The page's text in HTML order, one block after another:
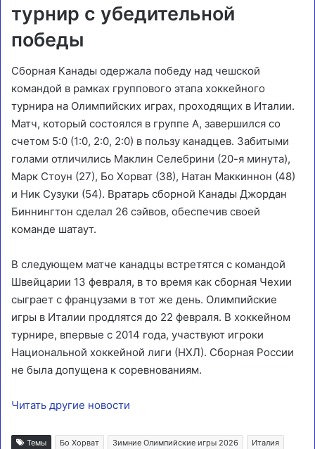
турнир с убедительной
победы
Сборная Канады одержала победу над чешской
командой в рамках группового этапа хоккейного
турнира на Олимпийских играх, проходящих в Италии.
Матч, который состоялся в группе А, завершился со
счетом 5:0 (1:0, 2:0, 2:0) в пользу канадцев. Забитыми
голами отличились Маклин Селебрини (20-я минута),
Марк Стоун (27), Бо Хорват (38), Натан Маккиннон (48)
и Ник Сузуки (54). Вратарь сборной Канады Джордан
Биннингтон сделал 26 сэйвов, обеспечив своей
команде шатаут.
В следующем матче канадцы встретятся с командой
Швейцарии 13 февраля, в то время как сборная Чехии
сыграет с французами в тот же день. Олимпийские
игры в Италии продлятся до 22 февраля. В хоккейном
турнире, впервые с 2014 года, участвуют игроки
Национальной хоккейной лиги (НХЛ). Сборная России
не была допущена к соревнованиям.
Читать другие новости
Темы Бо Хорват Зимние Олимпийские игры 2026
Италия